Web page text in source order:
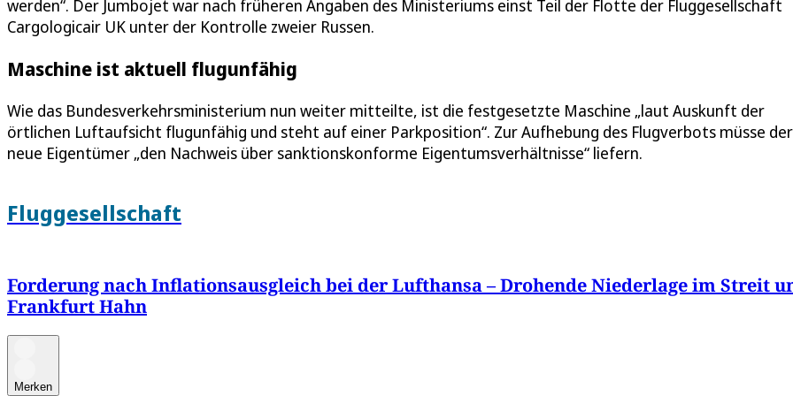
werden“. Der Jumbojet war nach früheren Angaben des Ministeriums einst Teil der Flotte der Fluggesellschaft
Cargologicair UK unter der Kontrolle zweier Russen.
Maschine ist aktuell flugunfähig
Wie das Bundesverkehrsministerium nun weiter mitteilte, ist die festgesetzte Maschine „laut Auskunft der
örtlichen Luftaufsicht flugunfähig und steht auf einer Parkposition“. Zur Aufhebung des Flugverbots müsse der
neue Eigentümer „den Nachweis über sanktionskonforme Eigentumsverhältnisse“ liefern.
Fluggesellschaft
Forderung nach Inflationsausgleich bei der Lufthansa – Drohende Niederlage im Streit
Frankfurt Hahn
Merken